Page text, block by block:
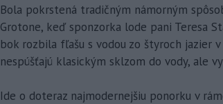
Bola pokrstená tradičným námorným
Grotone, keď sponzorka lode pani Teresa
bok rozbila fľašu s vodou zo štyroch jazier
nespúšťajú klasickým sklzom do vody, ale
Ide o doteraz najmodernejšiu ponorku v